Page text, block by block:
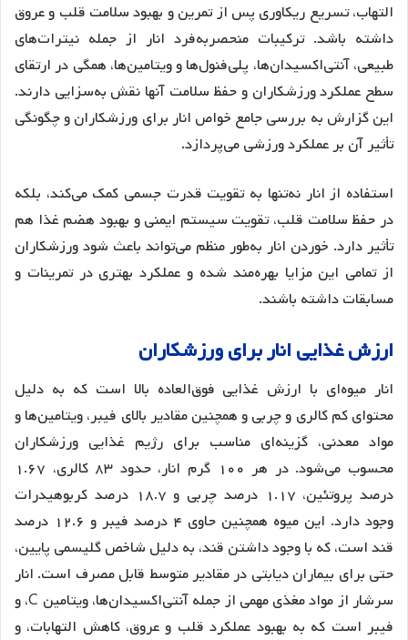
التهاب، تسریع ریکاوری پس از تمرین و بهبود سلامت قلب و عروق
داشته باشد. ترکیبات منحصربه‌فرد انار از جمله نیترات‌های
طبیعی، آنتی‌اکسیدان‌ها، پلی‌فنول‌ها و ویتامین‌ها، همگی در ارتقای
سطح عملکرد ورزشکاران و حفظ سلامت آنها نقش به‌سزایی دارند.
این گزارش به بررسی جامع خواص انار برای ورزشکاران و چگونگی
تأثیر آن بر عملکرد ورزشی می‌پردازد.
استفاده از انار نه‌تنها به تقویت قدرت جسمی کمک می‌کند، بلکه
در حفظ سلامت قلب، تقویت سیستم ایمنی و بهبود هضم غذا هم
تأثیر دارد. خوردن انار به‌طور منظم می‌تواند باعث شود ورزشکاران
از تمامی این مزایا بهره‌مند شده و عملکرد بهتری در تمرینات و
مسابقات داشته باشند.
ارزش غذایی انار برای ورزشکاران
انار میوه‌ای با ارزش غذایی فوق‌العاده بالا است که به دلیل
محتوای کم کالری و چربی و همچنین مقادیر بالای فیبر، ویتامین‌ها و
مواد معدنی، گزینه‌ای مناسب برای رژیم غذایی ورزشکاران
محسوب می‌شود. در هر ۱۰۰ گرم انار، حدود ۸۳ کالری، ۱.۶۷
درصد پروتئین، ۱.۱۷ درصد چربی و ۱۸.۷ درصد کربوهیدرات
وجود دارد. این میوه همچنین حاوی ۴ درصد فیبر و ۱۲.۶ درصد
قند است، که با وجود داشتن قند، به دلیل شاخص گلیسمی پایین،
حتی برای بیماران دیابتی در مقادیر متوسط قابل مصرف است. انار
سرشار از مواد مغذی مهمی از جمله آنتی‌اکسیدان‌ها، ویتامین C، و
فیبر است که به بهبود عملکرد قلب و عروق، کاهش التهابات، و